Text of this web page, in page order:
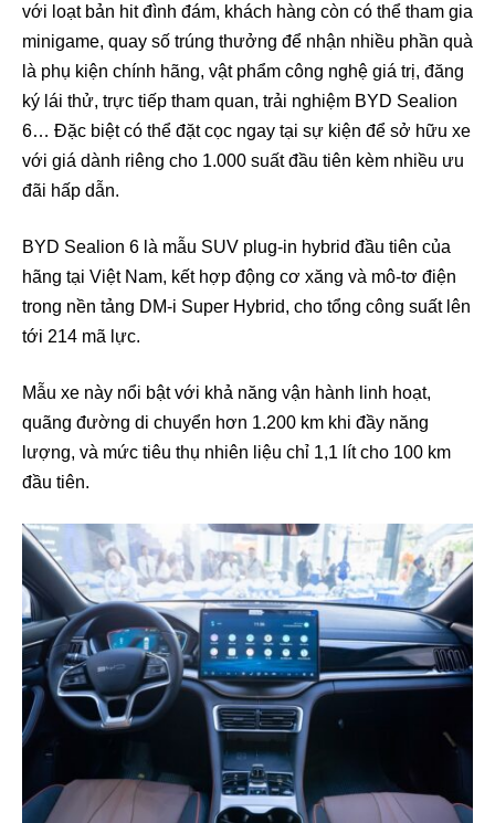
với loạt bản hit đình đám, khách hàng còn có thể tham gia
minigame, quay số trúng thưởng để nhận nhiều phần quà
là phụ kiện chính hãng, vật phẩm công nghệ giá trị, đăng
ký lái thử, trực tiếp tham quan, trải nghiệm BYD Sealion
6… Đặc biệt có thể đặt cọc ngay tại sự kiện để sở hữu xe
với giá dành riêng cho 1.000 suất đầu tiên kèm nhiều ưu
đãi hấp dẫn.
BYD Sealion 6 là mẫu SUV plug-in hybrid đầu tiên của
hãng tại Việt Nam, kết hợp động cơ xăng và mô-tơ điện
trong nền tảng DM-i Super Hybrid, cho tổng công suất lên
tới 214 mã lực.
Mẫu xe này nổi bật với khả năng vận hành linh hoạt,
quãng đường di chuyển hơn 1.200 km khi đầy năng
lượng, và mức tiêu thụ nhiên liệu chỉ 1,1 lít cho 100 km
đầu tiên.